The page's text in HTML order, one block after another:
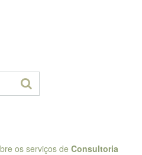
os serviços de Consultoria